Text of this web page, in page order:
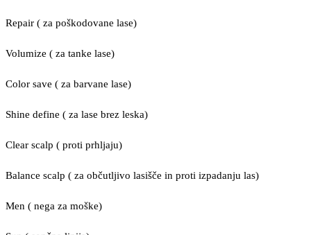
Repair ( za poškodovane lase)
Volumize ( za tanke lase)
Color save ( za barvane lase)
Shine define ( za lase brez leska)
Clear scalp ( proti prhljaju)
Balance scalp ( za občutljivo lasišče in proti izpadanju las)
Men ( nega za moške)